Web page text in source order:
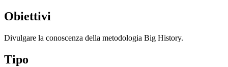
Obiettivi
Divulgare la conoscenza della metodologia Big History.
Tipo